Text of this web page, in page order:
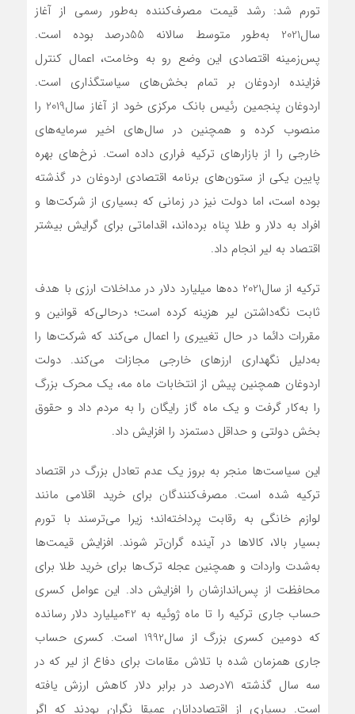
تورم شد: رشد قیمت مصرف‌کننده به‌طور رسمی از آغاز
سال2021 به‌طور متوسط سالانه 55درصد بوده است.
پس‌زمینه اقتصادی این وضع رو به وخامت، اعمال کنترل
فزاینده اردوغان بر تمام بخش‌های سیاستگذاری است.
اردوغان پنجمین رئیس بانک مرکزی خود از آغاز سال2019 را
منصوب کرده و همچنین در سال‌های اخیر سرمایه‌های
خارجی را از بازارهای ترکیه فراری داده است. نرخ‌های بهره
پایین یکی از ستون‌های برنامه اقتصادی اردوغان در گذشته
بوده است، اما دولت نیز در زمانی که بسیاری از شرکت‌ها و
افراد به دلار و طلا پناه برده‌اند، اقداماتی برای گرایش بیشتر
اقتصاد به لیر انجام داد.
ترکیه از سال2021 ده‌ها میلیارد دلار در مداخلات ارزی با هدف
ثابت نگه‌داشتن لیر هزینه کرده است؛ درحالی‌که قوانین و
مقررات دائما در حال تغییری را اعمال می‌کند که شرکت‌ها را
به‌دلیل نگهداری ارزهای خارجی مجازات می‌کند. دولت
اردوغان همچنین پیش از انتخابات ماه مه، یک محرک بزرگ
را به‌کار گرفت و یک ماه گاز رایگان را به مردم داد و حقوق
بخش دولتی و حداقل دستمزد را افزایش داد.
این سیاست‌ها منجر به بروز یک عدم تعادل بزرگ در اقتصاد
ترکیه شده است. مصرف‌کنندگان برای خرید اقلامی مانند
لوازم خانگی به رقابت پرداخته‌اند؛ زیرا می‌ترسند با تورم
بسیار بالا، کالاها در آینده گران‌تر شوند. افزایش قیمت‌ها
به‌شدت واردات و همچنین عجله ترک‌ها برای خرید طلا برای
محافظت از پس‌اندازشان را افزایش داد. این عوامل کسری
حساب جاری ترکیه را تا ماه ژوئیه به 42میلیارد دلار رسانده
که دومین کسری بزرگ از سال1992 است. کسری حساب
جاری همزمان شده با تلاش مقامات برای دفاع از لیر که در
سه ‌سال گذشته 71درصد در برابر دلار کاهش ارزش یافته
است. بسیاری از اقتصاددانان عمیقا نگران بودند که اگر